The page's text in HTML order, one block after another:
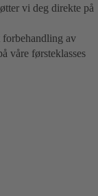
vi deg direkte på
av
våre førsteklasses